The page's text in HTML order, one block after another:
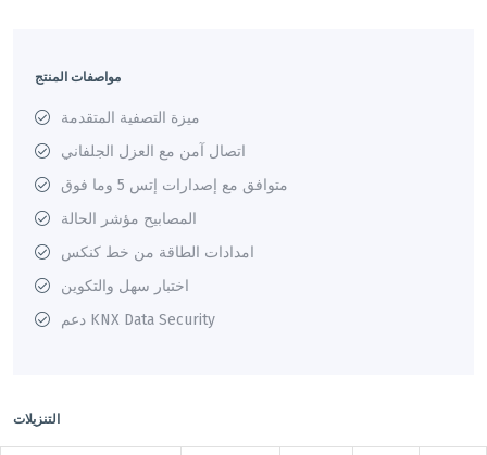
مواصفات المنتج
ميزة التصفية المتقدمة
اتصال آمن مع العزل الجلفاني
متوافق مع إصدارات إتس 5 وما فوق
المصابيح مؤشر الحالة
امدادات الطاقة من خط كنكس
اختبار سهل والتكوين
دعم KNX Data Security
التنزيلات